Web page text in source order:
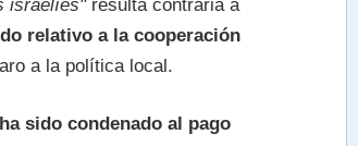
israelíes"resulta contraria a
relativo a la cooperación
a la política local.
sido condenado al pago